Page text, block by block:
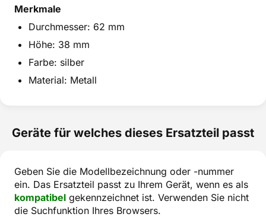
Merkmale
Durchmesser: 62 mm
Höhe: 38 mm
Farbe: silber
Material: Metall
Geräte für welches dieses Ersatzteil passt
Geben Sie die Modellbezeichnung oder -nummer
ein. Das Ersatzteil passt zu Ihrem Gerät, wenn es als
kompatibel gekennzeichnet ist. Verwenden Sie nicht
die Suchfunktion Ihres Browsers.